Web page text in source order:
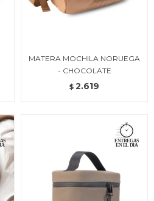
MATERA MOCHILA NORUEGA
- CHOCOLATE
$ 2.619